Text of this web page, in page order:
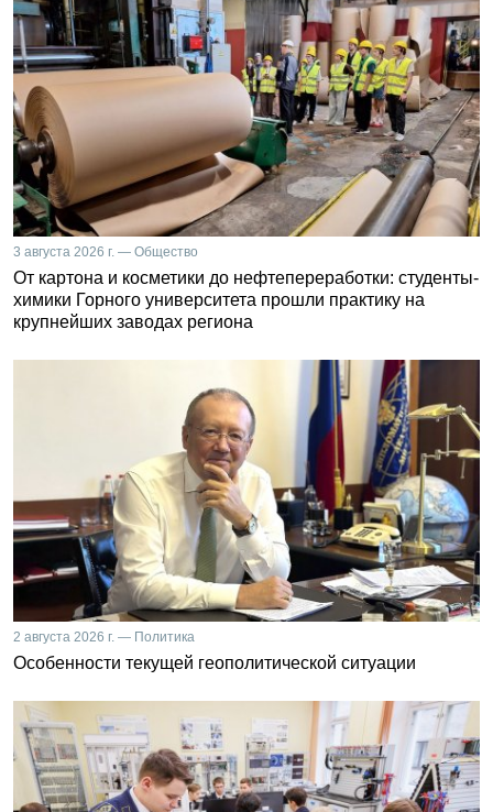
3 августа 2026 г. — Общество
От картона и косметики до нефтепереработки: студенты-
химики Горного университета прошли практику на
крупнейших заводах региона
2 августа 2026 г. — Политика
Особенности текущей геополитической ситуации